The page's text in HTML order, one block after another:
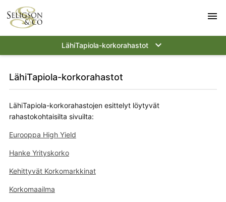
menu
LähiTapiola-korkorahastot keyboard_arrow_down
LähiTapiola-korkorahastot
LähiTapiola-korkorahastojen esittelyt löytyvät
rahastokohtaisilta sivuilta:
Eurooppa High Yield
Hanke Yrityskorko
Kehittyvät Korkomarkkinat
Korkomaailma